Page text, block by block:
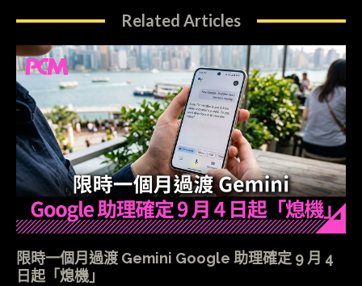
Related Articles
限時一個月過渡 Gemini Google 助理確定 9 月 4
日起「熄機」